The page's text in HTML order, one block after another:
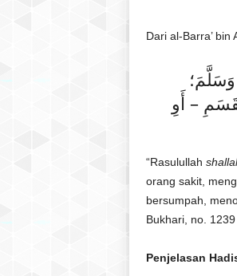
Dari al-Barra’ bin
– أَوِ
“Rasulullah
orang sakit,
bersumpah,
Bukhari, no.
Penjelasan